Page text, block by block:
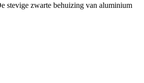
stevige zwarte behuizing van aluminium